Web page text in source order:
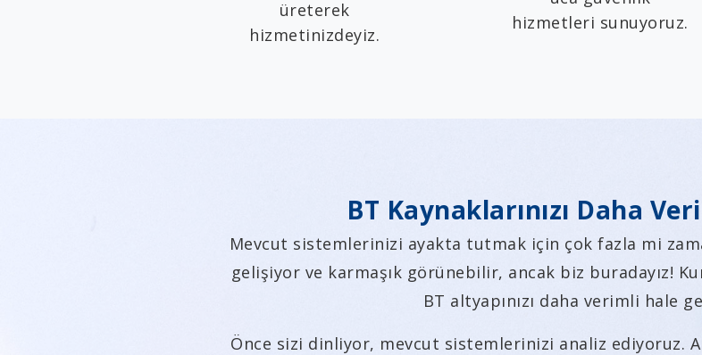
üreterek
hizmetinizdeyiz.
hizmetleri sunuyoruz.
BT Kaynaklarınızı Daha
Mevcut sistemlerinizi ayakta tutmak için çok fazla mi
gelişiyor ve karmaşık görünebilir, ancak biz buradayız!
BT altyapınızı daha verimli hale
Önce sizi dinliyor, mevcut sistemlerinizi analiz ediyoruz.